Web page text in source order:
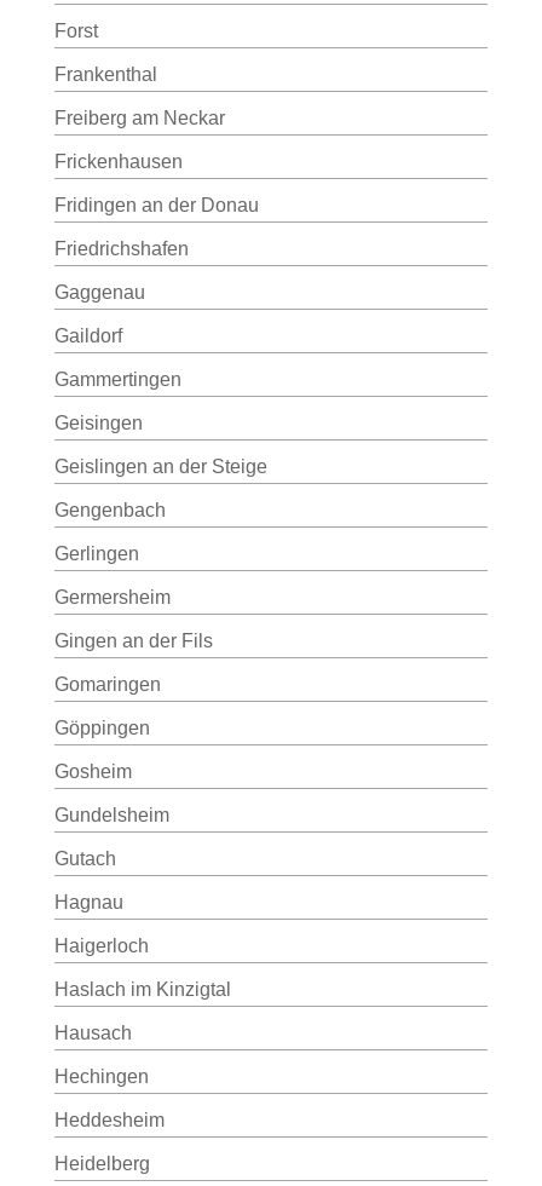
Forst
Frankenthal
Freiberg am Neckar
Frickenhausen
Fridingen an der Donau
Friedrichshafen
Gaggenau
Gaildorf
Gammertingen
Geisingen
Geislingen an der Steige
Gengenbach
Gerlingen
Germersheim
Gingen an der Fils
Gomaringen
Göppingen
Gosheim
Gundelsheim
Gutach
Hagnau
Haigerloch
Haslach im Kinzigtal
Hausach
Hechingen
Heddesheim
Heidelberg